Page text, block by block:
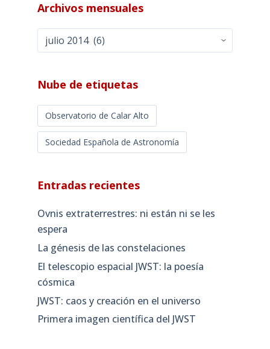
Archivos mensuales
Archivos
mensuales
Nube de etiquetas
Observatorio de Calar Alto
Sociedad Española de Astronomía
Entradas recientes
Ovnis extraterrestres: ni están ni se les
espera
La génesis de las constelaciones
El telescopio espacial JWST: la poesía
cósmica
JWST: caos y creación en el universo
Primera imagen científica del JWST